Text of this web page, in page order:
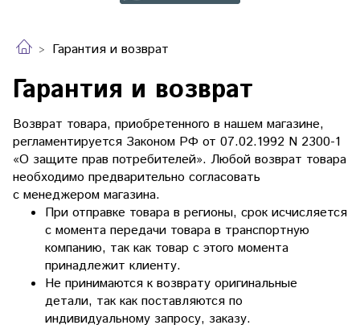
Гарантия и возврат
Гарантия и возврат
Возврат товара, приобретенного в нашем магазине,
регламентируется Законом РФ от 07.02.1992 N 2300-1
«О защите прав потребителей». Любой возврат товара
необходимо предварительно согласовать
с менеджером магазина.
При отправке товара в регионы, срок исчисляется
с момента передачи товара в транспортную
компанию, так как товар с этого момента
принадлежит клиенту.
Не принимаются к возврату оригинальные
детали, так как поставляются по
индивидуальному запросу, заказу.